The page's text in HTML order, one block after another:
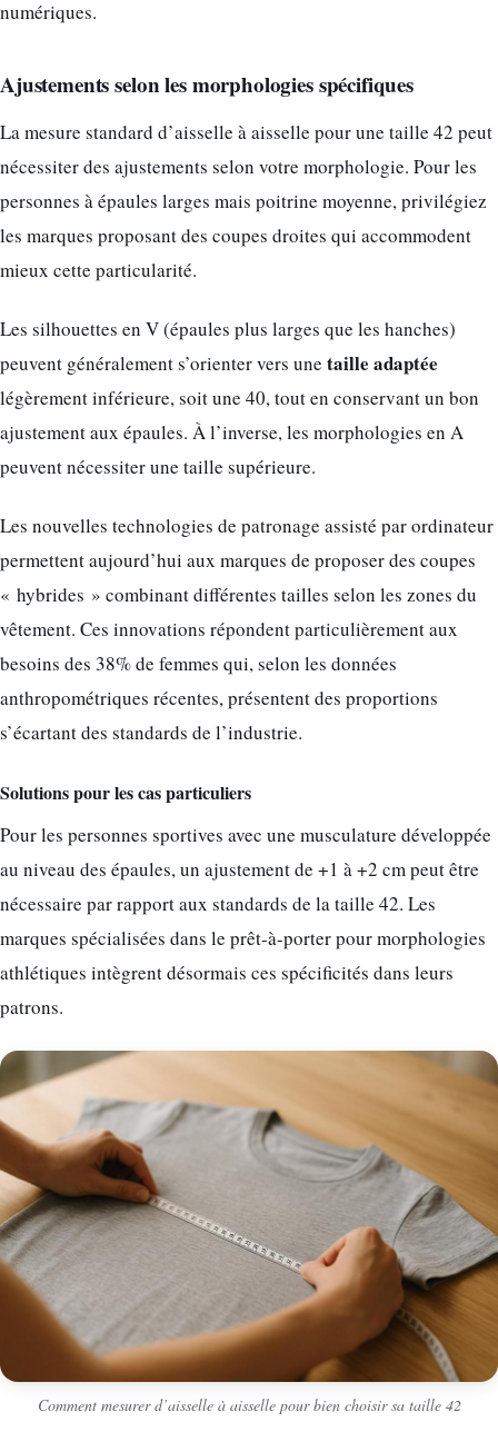
numériques.
Ajustements selon les morphologies spécifiques
La mesure standard d’aisselle à aisselle pour une taille 42 peut
nécessiter des ajustements selon votre morphologie. Pour les
personnes à épaules larges mais poitrine moyenne, privilégiez
les marques proposant des coupes droites qui accommodent
mieux cette particularité.
Les silhouettes en V (épaules plus larges que les hanches)
peuvent généralement s’orienter vers une taille adaptée
légèrement inférieure, soit une 40, tout en conservant un bon
ajustement aux épaules. À l’inverse, les morphologies en A
peuvent nécessiter une taille supérieure.
Les nouvelles technologies de patronage assisté par ordinateur
permettent aujourd’hui aux marques de proposer des coupes
« hybrides » combinant différentes tailles selon les zones du
vêtement. Ces innovations répondent particulièrement aux
besoins des 38% de femmes qui, selon les données
anthropométriques récentes, présentent des proportions
s’écartant des standards de l’industrie.
Solutions pour les cas particuliers
Pour les personnes sportives avec une musculature développée
au niveau des épaules, un ajustement de +1 à +2 cm peut être
nécessaire par rapport aux standards de la taille 42. Les
marques spécialisées dans le prêt-à-porter pour morphologies
athlétiques intègrent désormais ces spécificités dans leurs
patrons.
Comment mesurer d’aisselle à aisselle pour bien choisir sa taille 42